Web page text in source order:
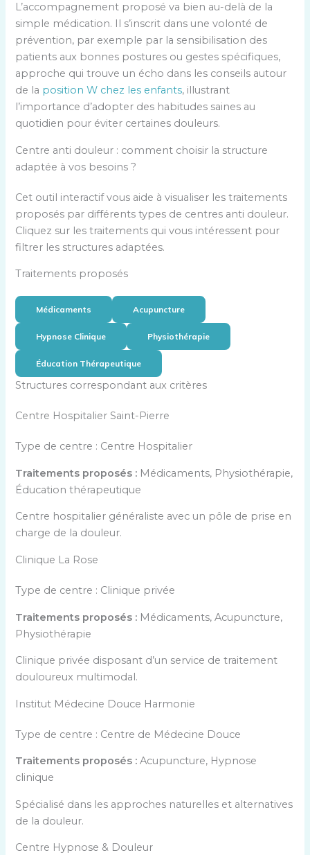
L’accompagnement proposé va bien au-delà de la
simple médication. Il s’inscrit dans une volonté de
prévention, par exemple par la sensibilisation des
patients aux bonnes postures ou gestes spécifiques,
approche qui trouve un écho dans les conseils autour
de la position W chez les enfants, illustrant
l’importance d’adopter des habitudes saines au
quotidien pour éviter certaines douleurs.
Centre anti douleur : comment choisir la structure
adaptée à vos besoins ?
Cet outil interactif vous aide à visualiser les traitements
proposés par différents types de centres anti douleur.
Cliquez sur les traitements qui vous intéressent pour
filtrer les structures adaptées.
Traitements proposés
Médicaments Acupuncture
Hypnose Clinique Physiothérapie
Éducation Thérapeutique
Structures correspondant aux critères
Centre Hospitalier Saint-Pierre
Type de centre : Centre Hospitalier
Traitements proposés : Médicaments, Physiothérapie,
Éducation thérapeutique
Centre hospitalier généraliste avec un pôle de prise en
charge de la douleur.
Clinique La Rose
Type de centre : Clinique privée
Traitements proposés : Médicaments, Acupuncture,
Physiothérapie
Clinique privée disposant d’un service de traitement
douloureux multimodal.
Institut Médecine Douce Harmonie
Type de centre : Centre de Médecine Douce
Traitements proposés : Acupuncture, Hypnose
clinique
Spécialisé dans les approches naturelles et alternatives
de la douleur.
Centre Hypnose & Douleur